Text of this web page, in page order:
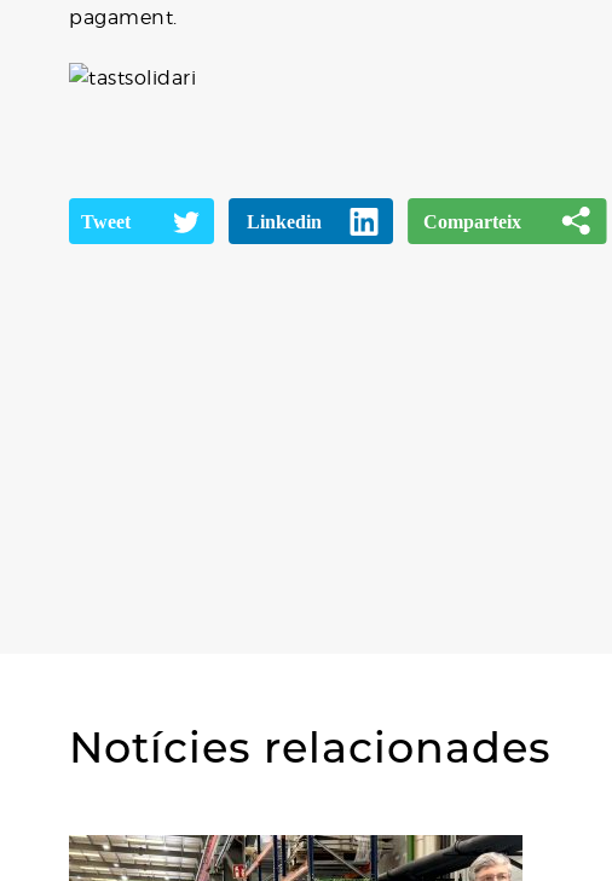
pagament.
Notícies relacionades